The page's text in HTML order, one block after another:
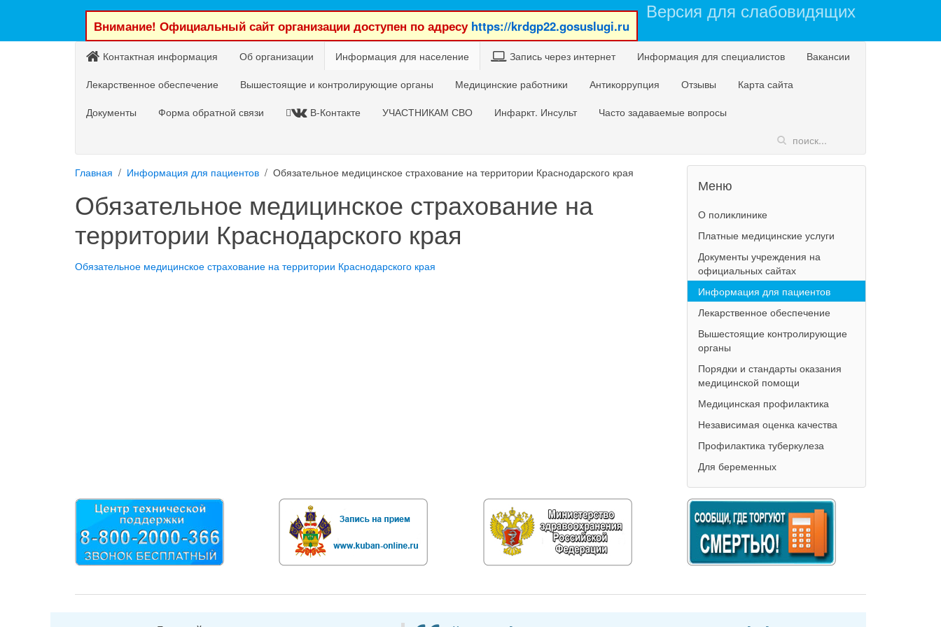
Внимание! Официальный сайт организации доступен по адресу https://krdgp22.gosuslugi.ru
Версия для слабовидящих
Контактная информация Об организации Информация для население Запись через интернет Информация для специалистов
Вакансии
Лекарственное обеспечение
Вышестоящие и контролирующие органы Медицинские работники Антикоррупция Отзывы
Карта сайта
Документы
Форма обратной связи В-Контакте УЧАСТНИКАМ СВО Инфаркт. Инсульт Часто задаваемые вопросы
Главная Информация для пациентов Обязательное медицинское страхование на территории Краснодарского края
Обязательное медицинское страхование на
территории Краснодарского края
Обязательное медицинское страхование на территории Краснодарского края
Меню
О поликлинике
Платные медицинские услуги
Документы учреждения на
официальных сайтах
Информация для пациентов
Лекарственное обеспечение
Вышестоящие контролирующие
органы
Порядки и стандарты оказания
медицинской помощи
Медицинская профилактика
Независимая оценка качества
Профилактика туберкулеза
Для беременных